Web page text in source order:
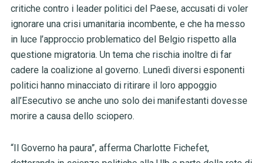
critiche contro i leader politici del Paese, accusati di voler
ignorare una crisi umanitaria incombente, e che ha messo
in luce l’approccio problematico del Belgio rispetto alla
questione migratoria. Un tema che rischia inoltre di far
cadere la coalizione al governo. Lunedì diversi esponenti
politici hanno minacciato di ritirare il loro appoggio
all’Esecutivo se anche uno solo dei manifestanti dovesse
morire a causa dello sciopero.
“Il Governo ha paura”, afferma Charlotte Fichefet,